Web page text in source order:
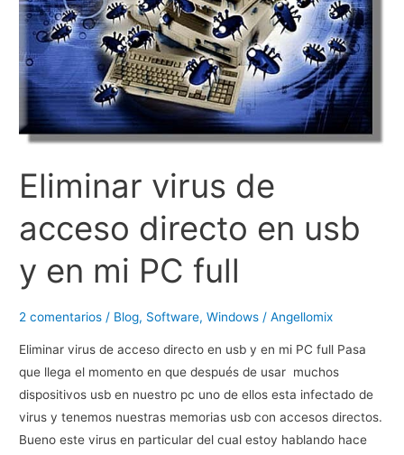
Eliminar virus de
acceso directo en usb
y en mi PC full
2 comentarios / Blog, Software,Windows /Angellomix
Eliminar virus de acceso directo en usb y en mi PC full Pasa
que llega el momento en que después de usar muchos
dispositivos usb en nuestro pc uno de ellos esta infectado de
virus y tenemos nuestras memorias usb con accesos directos.
Bueno este virus en particular del cual estoy hablando hace